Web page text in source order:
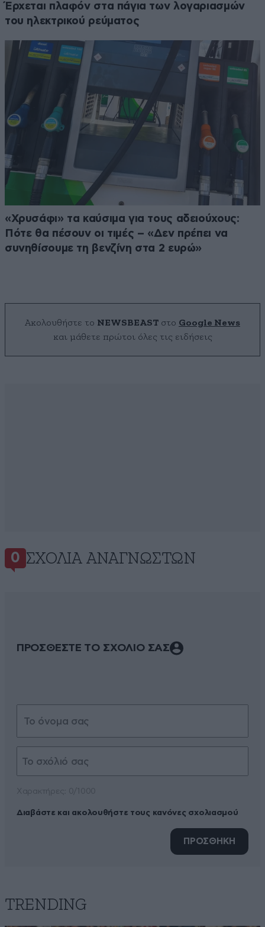
Έρχεται πλαφόν στα πάγια των λογαριασμών
του ηλεκτρικού ρεύματος
«Χρυσάφι» τα καύσιμα για τους αδειούχους:
Πότε θα πέσουν οι τιμές – «Δεν πρέπει να
συνηθίσουμε τη βενζίνη στα 2 ευρώ»
Ακολουθήστε το NEWSBEAST στο Google News
και μάθετε πρώτοι όλες τις ειδήσεις
0 ΣΧΌΛΙΑ ΑΝΑΓΝΩΣΤΏΝ
ΠΡΟΣΘΕΣΤΕ ΤΟ ΣΧΟΛΙΟ ΣΑΣ
Διαβάστε και ακολουθήστε τους κανόνες σχολιασμού
ΠΡΟΣΘΗΚΗ
TRENDING